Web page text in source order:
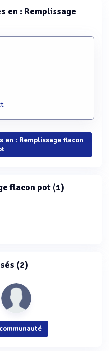
en : Remplissage
en : Remplissage flacon
flacon pot (1)
(2)